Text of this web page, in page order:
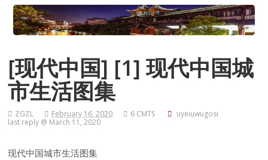
[现代中国] [1] 现代中国城
市生活图集
ZGZL February 16, 2020 6 CMTS
uyeiuwugosi
last reply @ March 11, 2020
现代中国城市生活图集